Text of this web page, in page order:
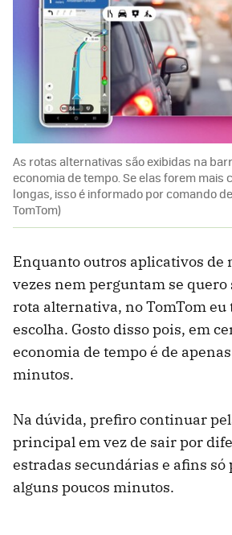
As rotas alternativas são exibidas na
economia de tempo. Se elas forem mais
longas, isso é informado por comando
TomTom)
Enquanto outros aplicativos de
vezes nem perguntam se
rota alternativa, no TomTom eu
escolha. Gosto disso pois, em
economia de tempo é de
minutos.
Na dúvida, prefiro continuar
principal em vez de sair por
estradas secundárias e afins
alguns poucos minutos.